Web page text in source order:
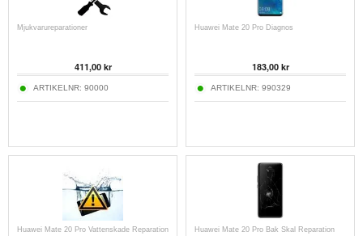
Mjukvarureparationer
411,00 kr
ARTIKELNR: 90000
Huawei Mate 20 Pro Diagnos
183,00 kr
ARTIKELNR: 990329
Huawei Mate 20 Pro Vattenskade Reparation Huawei Mate 20 Pro Bak Skal Reparation